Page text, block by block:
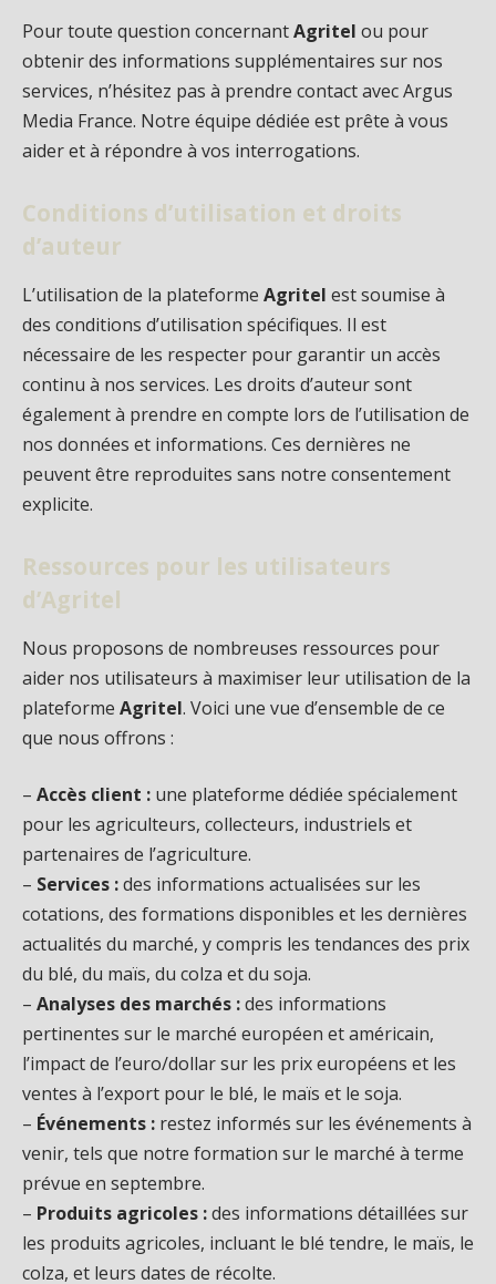
Pour toute question concernantAgritel ou pour
obtenir des informations supplémentaires sur nos
services, n’hésitez pas à prendre contact avec Argus
Media France. Notre équipe dédiée est prête à vous
aider et à répondre à vos interrogations.
Conditions d’utilisation et droits
d’auteur
L’utilisation de la plateforme Agritel est soumise à
des conditions d’utilisation spécifiques. Il est
nécessaire de les respecter pour garantir un accès
continu à nos services. Les droits d’auteur sont
également à prendre en compte lors de l’utilisation de
nos données et informations. Ces dernières ne
peuvent être reproduites sans notre consentement
explicite.
Ressources pour les utilisateurs
d’Agritel
Nous proposons de nombreuses ressources pour
aider nos utilisateurs à maximiser leur utilisation de la
plateforme Agritel. Voici une vue d’ensemble de ce
que nous offrons :
– Accès client : une plateforme dédiée spécialement
pour les agriculteurs, collecteurs, industriels et
partenaires de l’agriculture.
– Services :des informations actualisées sur les
cotations, des formations disponibles et les dernières
actualités du marché, y compris les tendances des prix
du blé, du maïs, du colza et du soja.
– Analyses des marchés :des informations
pertinentes sur le marché européen et américain,
l’impact de l’euro/dollar sur les prix européens et les
ventes à l’export pour le blé, le maïs et le soja.
– Événements : restez informés sur les événements à
venir, tels que notre formation sur le marché à terme
prévue en septembre.
– Produits agricoles :des informations détaillées sur
les produits agricoles, incluant le blé tendre, le maïs, le
colza, et leurs dates de récolte.